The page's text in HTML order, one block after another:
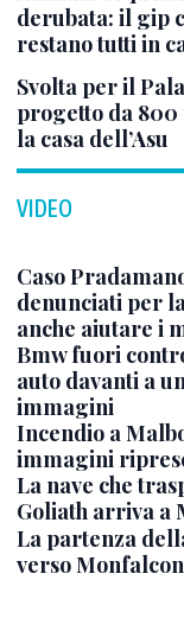
derubata: il gip
restano tutti in
Svolta per il
progetto da
la casa dell’Asu
VIDEO
Caso
denunciati per
anche aiutare i
Bmw fuori
auto davanti a
immagini
Incendio a
immagini
La nave che
Goliath arriva a
La partenza
verso